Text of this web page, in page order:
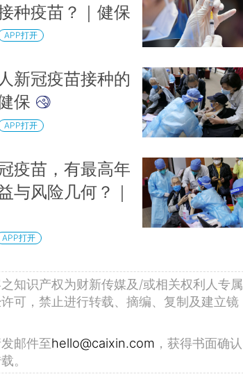
种疫苗？｜健保
APP打开
新冠疫苗接种的
保
APP打开
疫苗，有最高年
与风险几何？｜
APP打开
知识产权为财新传媒及/或相关权利人专属
可，禁止进行转载、摘编、复制及建立镜
邮件至hello@caixin.com ，获得书面确认
。